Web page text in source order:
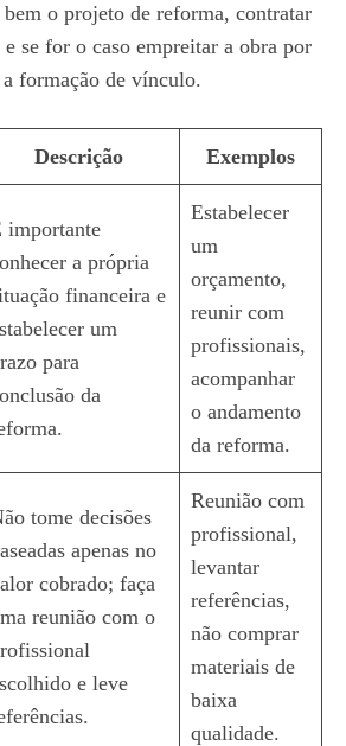
o projeto de reforma, contratar
se for o caso empreitar a obra por
formação de vínculo.
Descrição Exemplos
importante
a própria
financeira e
um
para
da
Estabelecer
um
orçamento,
reunir com
profissionais,
acompanhar
o andamento
da reforma.
tome decisões
apenas no
cobrado; faça
reunião com o
e leve
Reunião com
profissional,
levantar
referências,
não comprar
materiais de
baixa
qualidade.